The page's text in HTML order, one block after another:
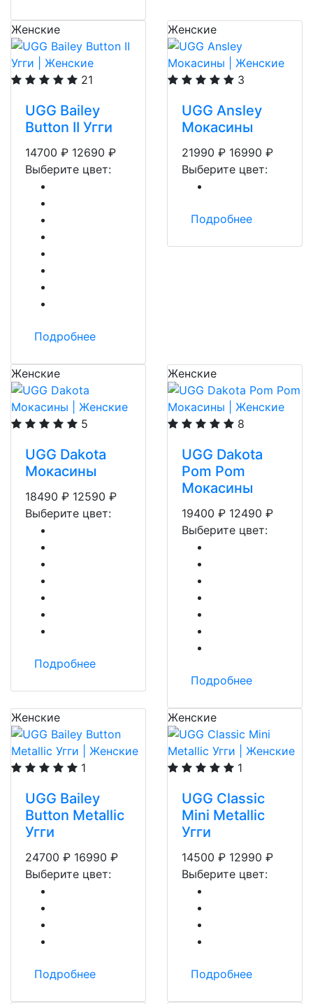
Женские
21
UGG Bailey
Button II Угги
14700 ₽ 12690 ₽
Выберите цвет:
Подробнее
Женские
3
UGG Ansley
Мокасины
21990 ₽ 16990 ₽
Выберите цвет:
Подробнее
Женские
5
UGG Dakota
Мокасины
18490 ₽ 12590 ₽
Выберите цвет:
Подробнее
Женские
8
UGG Dakota
Pom Pom
Мокасины
19400 ₽ 12490 ₽
Выберите цвет:
Подробнее
Женские
1
UGG Bailey
Button Metallic
Угги
24700 ₽ 16990 ₽
Выберите цвет:
Подробнее
Женские
1
UGG Classic
Mini Metallic
Угги
14500 ₽ 12990 ₽
Выберите цвет:
Подробнее